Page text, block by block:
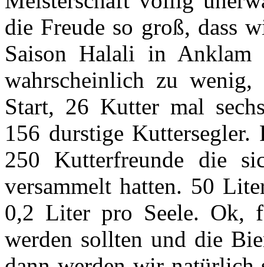
die Freude so groß, dass
Saison Halali in Anklam
wahrscheinlich zu
Start, 26 Kutter mal
156 durstige
250 Kutterfreunde die
versammelt hatten. 50
0,2 Liter pro Seele. Ok,
werden sollten und die